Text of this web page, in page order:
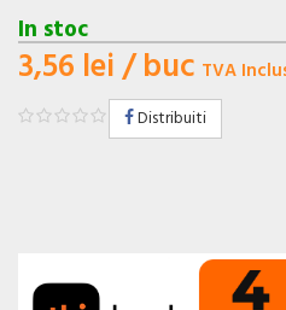
In stoc
3,56 lei/ buc TVA
Distribuiti